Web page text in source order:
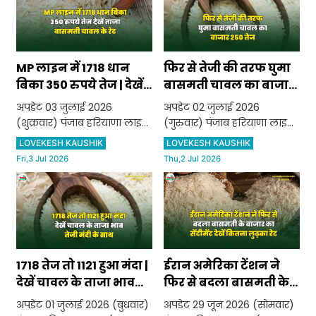
100 1121 Golden Sella (Grade
A+) भाव ₹ 9650 स्
1121 Golden Sella (Grade A+)
भाव ₹ 9650 स्थिर 1121 G
MP लाइन में 1718 धान
बिका 350 रुपये तेज | देखें
ताजा बासमती चावल के
रेट
अपडेट 03 जुलाई 2026
(शुक्रवार) पंजाब हरियाणा लाइन
(Punjab Haryana Line) 1121
Steam (Grade A+) भाव ₹
9950 स्थिर 1121 Steam
(Grade A) भाव ₹ 9900 स्थिर
1121 Golden Sella (Grade A+)
भाव ₹ 9650 स्थिर 1121
LOVEKESH KAUSHIK
Fri,3 Jul 2026
फिर से तेजी की तरफ घुमा
बासमती चावल का बाजार
| 250 तेज
अपडेट 02 जुलाई 2026
(गुरुवार) पंजाब हरियाणा लाइन
(Punjab Haryana Line) 1121
Steam (Grade A+) भाव ₹
9950 स्थिर 1121 Steam
(Grade A) भाव ₹ 9900 स्थिर
1121 Golden Sella (Grade A+)
भाव ₹ 9650 तेजी ₹ 100
LOVEKESH KAUSHIK
Thu,2 Jul 2026
1718 तेज तो 1121 हुआ मंदा |
देखें चावल के ताजा भाव
तेजी मंदी के साथ
अपडेट 01 जुलाई 2026 (बुधवार)
ईरान अमेरिका टेंशन ने
फिर से बदला बासमती के
बाजार का सेंटीमेंट | देखें
अपडेट 29 जून 2026 (सोमवार)